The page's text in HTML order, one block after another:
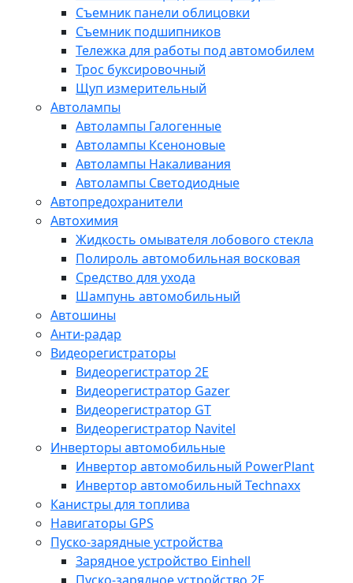
Съемник панели облицовки
Съемник подшипников
Тележка для работы под автомобилем
Трос буксировочный
Щуп измерительный
Автолампы
Автолампы Галогенные
Автолампы Ксеноновые
Автолампы Накаливания
Автолампы Светодиодные
Автопредохранители
Автохимия
Жидкость омывателя лобового стекла
Полироль автомобильная восковая
Средство для ухода
Шампунь автомобильный
Автошины
Анти-радар
Видеорегистраторы
Видеорегистратор 2E
Видеорегистратор Gazer
Видеорегистратор GT
Видеорегистратор Navitel
Инверторы автомобильные
Инвертор автомобильный PowerPlant
Инвертор автомобильный Technaxx
Канистры для топлива
Навигаторы GPS
Пуско-зарядные устройства
Зарядное устройство Einhell